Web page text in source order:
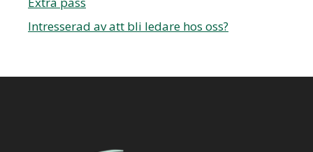
Intresserad av att bli ledare hos oss?